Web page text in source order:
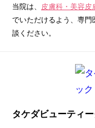
当院は、 皮膚科・美容皮
でいただけるよう、専
談ください。
タケダビューティ